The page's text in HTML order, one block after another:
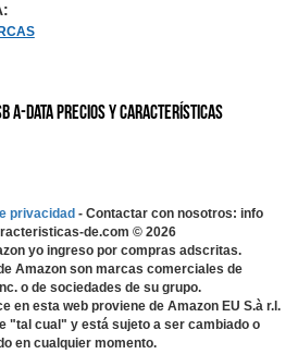
A-DATA precios y características
privacidad - Contactar con nosotros: info
de.com ©2026
yo ingreso por compras adscritas.
Amazon son marcas comerciales de
o de sociedades de su grupo.
en esta web proviene de Amazon EU S.à r.l.
"tal cual" y está sujeto a ser cambiado o
en cualquier momento.